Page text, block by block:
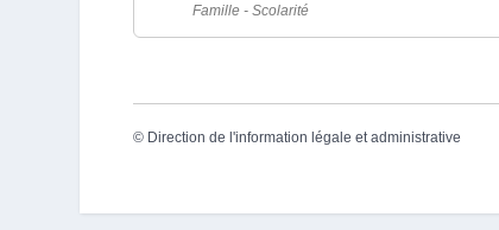
Famille - Scolarité
© Direction de l'information légale et administrative